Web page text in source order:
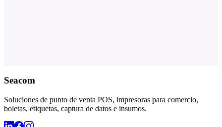
Seacom
Soluciones de punto de venta POS, impresoras para comercio,
boletas, etiquetas, captura de datos e insumos.